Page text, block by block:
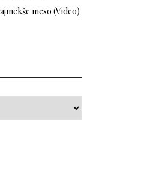
meso (Video)